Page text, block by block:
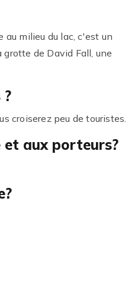
au milieu du lac, c'est un
de David Fall, une
croiserez peu de touristes.
et aux porteurs?